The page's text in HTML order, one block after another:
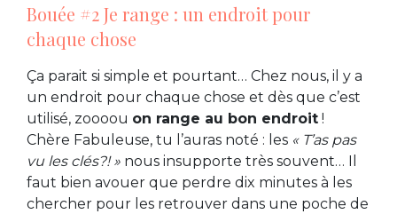
Bouée #2 Je range : un endroit pour
chaque chose
Ça parait si simple et pourtant… Chez nous, il y a
un endroit pour chaque chose et dès que c’est
utilisé, zoooou on range au bon endroit !
Chère Fabuleuse, tu l’auras noté : les « T’as pas
vu les clés?! » nous insupporte très souvent… Il
faut bien avouer que perdre dix minutes à les
chercher pour les retrouver dans une poche de